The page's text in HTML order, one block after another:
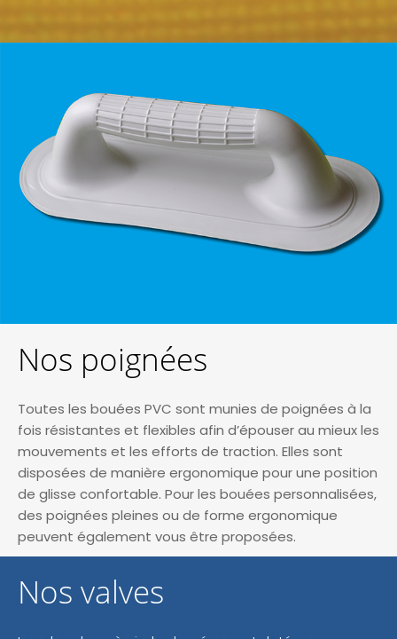
Nos poignées
Toutes les bouées PVC sont munies de poignées à la
fois résistantes et flexibles afin d’épouser au mieux les
mouvements et les efforts de traction. Elles sont
disposées de manière ergonomique pour une position
de glisse confortable. Pour les bouées personnalisées,
des poignées pleines ou de forme ergonomique
peuvent également vous être proposées.
Nos valves